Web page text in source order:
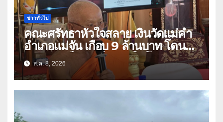
ข่าวทั่วไป
คณะศรัทธาหัวใจสลาย เงินวัดแม่คำ
อำเภอแม่จัน เกือบ 9 ล้านบาท โดน
แก๊งคอลเซ็นเตอร์หลอกให้โอนข้ามปีก
ว่า 66 บัญชี
ส.ค. 8, 2026